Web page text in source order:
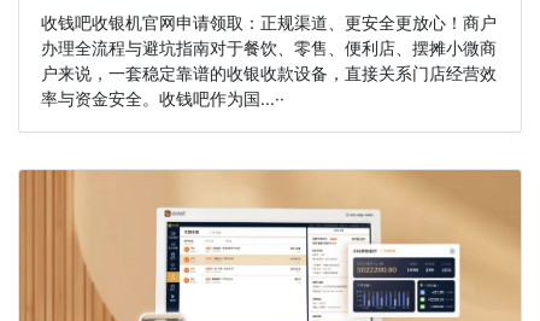
收钱吧收银机官网申请领取：正规渠道、更安全更放心！商户
办理全流程与避坑指南对于餐饮、零售、便利店、摆摊小微商
户来说，一套稳定靠谱的收银收款设备，直接关系门店经营效
率与资金安全。收钱吧作为国...··